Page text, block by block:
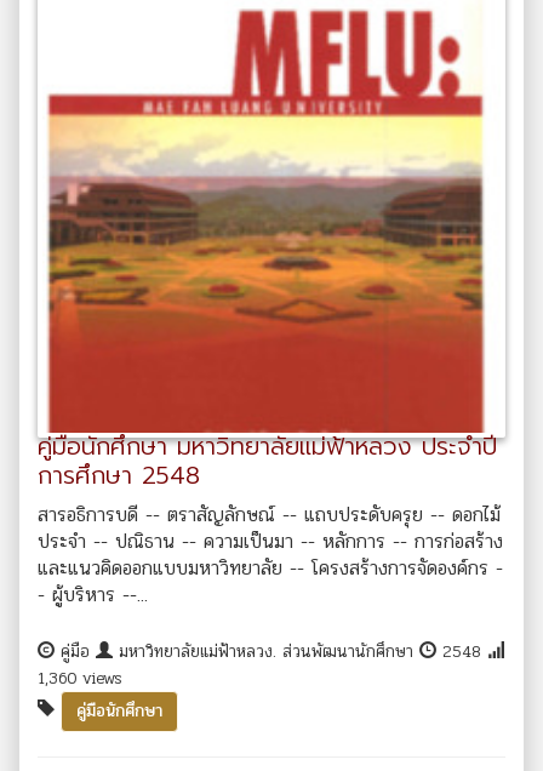
คู่มือนักศึกษา มหาวิทยาลัยแม่ฟ้าหลวง ประจำปี
การศึกษา 2548
สารอธิการบดี -- ตราสัญลักษณ์ -- แถบประดับครุย -- ดอกไม้
ประจำ -- ปณิธาน -- ความเป็นมา -- หลักการ -- การก่อสร้าง
และแนวคิดออกแบบมหาวิทยาลัย -- โครงสร้างการจัดองค์กร -
- ผู้บริหาร --...
คู่มือ มหาวิทยาลัยแม่ฟ้าหลวง. ส่วนพัฒนานักศึกษา
2548
1,360 views
คู่มือนักศึกษา